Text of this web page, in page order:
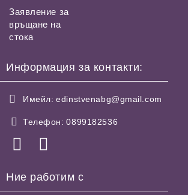
Заявление за
връщане на
стока
Информация за контакти:
Имейл: edinstvenabg@gmail.com
Телефон: 0899182536
Ние работим с